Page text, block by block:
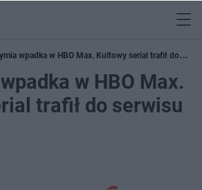
wpadka w HBO Max. Kultowy serial trafił do
w HBO Max.
trafił do serwisu